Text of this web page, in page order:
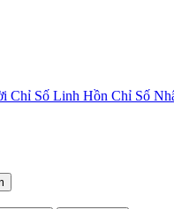
Chỉ Số Linh Hồn Chỉ Số